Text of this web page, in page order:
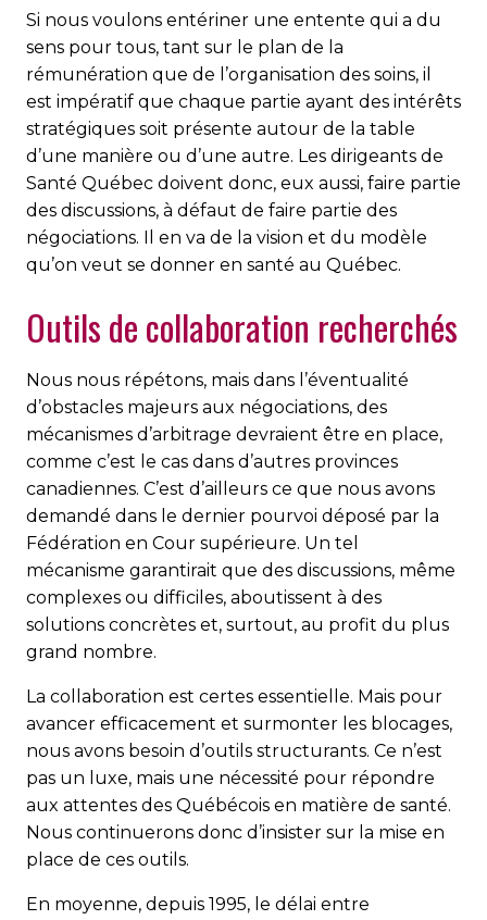
Si nous voulons entériner une entente qui a du
sens pour tous, tant sur le plan de la
rémunération que de l’organisation des soins, il
est impératif que chaque partie ayant des intérêts
stratégiques soit présente autour de la table
d’une manière ou d’une autre. Les dirigeants de
Santé Québec doivent donc, eux aussi, faire partie
des discussions, à défaut de faire partie des
négociations. Il en va de la vision et du modèle
qu’on veut se donner en santé au Québec.
Outils de collaboration recherchés
Nous nous répétons, mais dans l’éventualité
d’obstacles majeurs aux négociations, des
mécanismes d’arbitrage devraient être en place,
comme c’est le cas dans d’autres provinces
canadiennes. C’est d’ailleurs ce que nous avons
demandé dans le dernier pourvoi déposé par la
Fédération en Cour supérieure. Un tel
mécanisme garantirait que des discussions, même
complexes ou difficiles, aboutissent à des
solutions concrètes et, surtout, au profit du plus
grand nombre.
La collaboration est certes essentielle. Mais pour
avancer efficacement et surmonter les blocages,
nous avons besoin d’outils structurants. Ce n’est
pas un luxe, mais une nécessité pour répondre
aux attentes des Québécois en matière de santé.
Nous continuerons donc d’insister sur la mise en
place de ces outils.
En moyenne, depuis 1995, le délai entre